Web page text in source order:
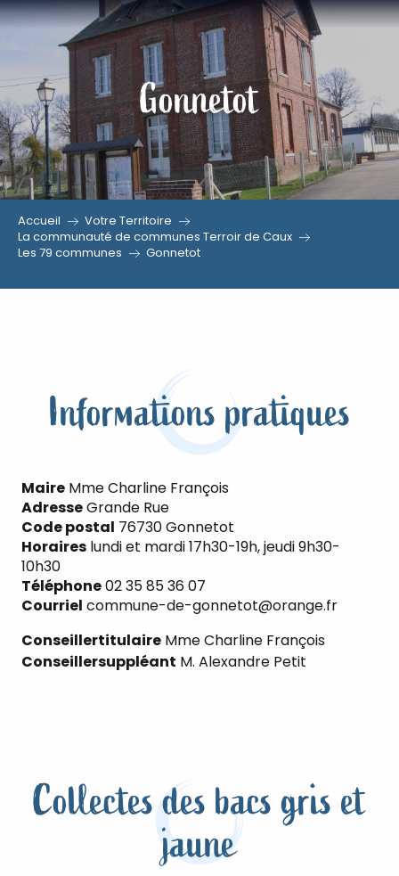
contenu
principal
Gonnetot
Accueil
Votre Territoire
La communauté de communes Terroir de Caux
Les 79 communes
Gonnetot
Informations pratiques
Maire Mme Charline François
AdresseGrande Rue
Code postal 76730 Gonnetot
Horaires lundi et mardi 17h30-19h, jeudi 9h30-
10h30
Téléphone02 35 85 36 07
Courriel commune-de-gonnetot@orange.fr
Conseillertitulaire Mme Charline François
Conseillersuppléant M. Alexandre Petit
Collectes des bacs gris et
jaune